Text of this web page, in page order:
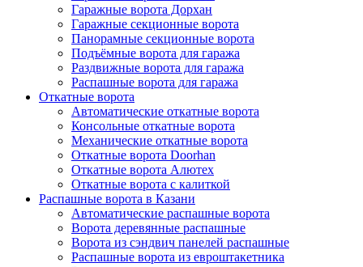
Гаражные ворота Дорхан
Гаражные секционные ворота
Панорамные секционные ворота
Подъёмные ворота для гаража
Раздвижные ворота для гаража
Распашные ворота для гаража
Откатные ворота
Автоматические откатные ворота
Консольные откатные ворота
Механические откатные ворота
Откатные ворота Doorhan
Откатные ворота Алютех
Откатные ворота с калиткой
Распашные ворота в Казани
Автоматические распашные ворота
Ворота деревянные распашные
Ворота из сэндвич панелей распашные
Распашные ворота из евроштакетника